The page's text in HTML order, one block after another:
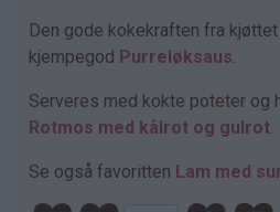
Den gode kokekraften fra
kjempegod Purreløksaus.
Serveres med kokte poteter og
Rotmos med kålrot og gulrot.
Se også favoritten Lam med